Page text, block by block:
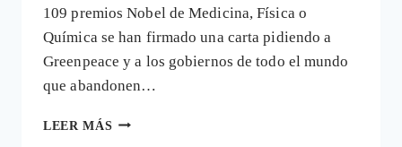
109 premios Nobel de Medicina, Física o
Química se han firmado una carta pidiendo a
Greenpeace y a los gobiernos de todo el mundo
que abandonen…
LEER MÁS SI